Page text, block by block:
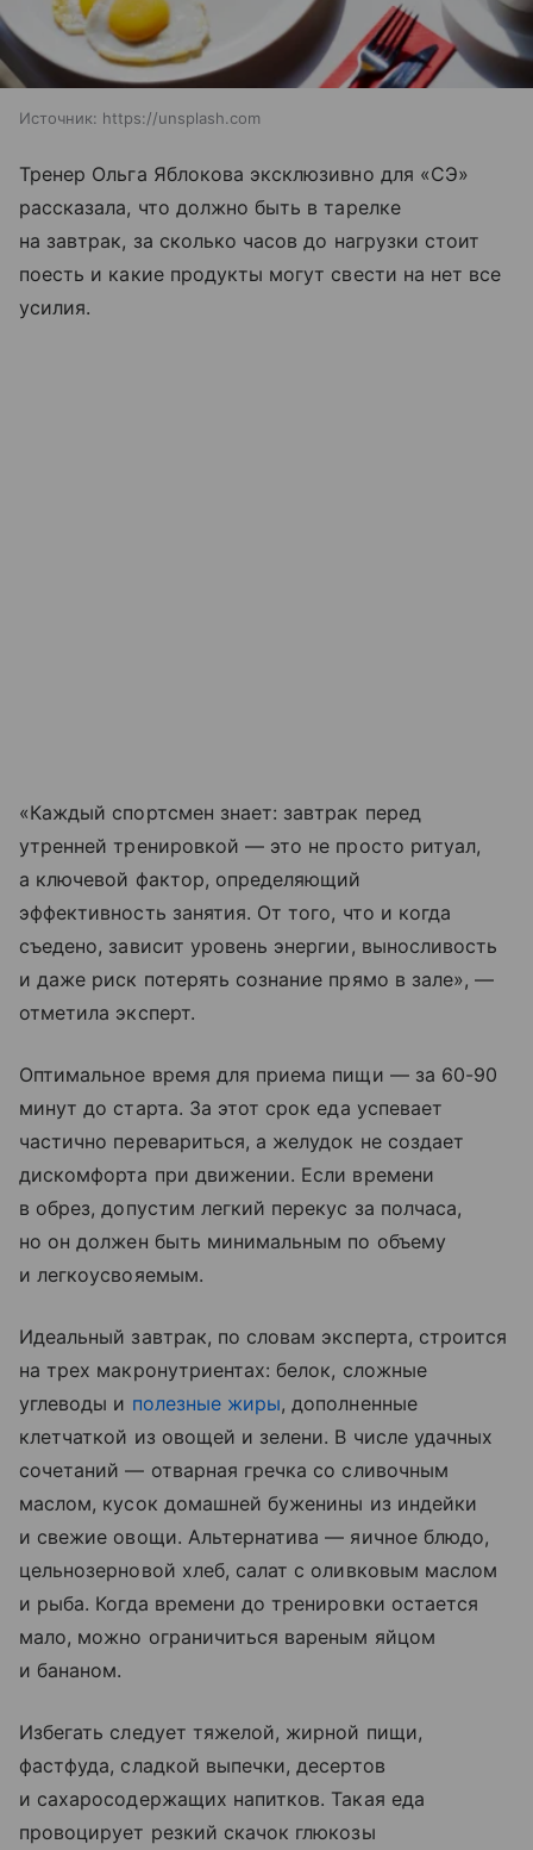
Источник: https://unsplash.com
Тренер Ольга Яблокова эксклюзивно для «СЭ»
рассказала, что должно быть в тарелке
на завтрак, за сколько часов до нагрузки стоит
поесть и какие продукты могут свести на нет все
усилия.
«Каждый спортсмен знает: завтрак перед
утренней тренировкой — это не просто ритуал,
а ключевой фактор, определяющий
эффективность занятия. От того, что и когда
съедено, зависит уровень энергии, выносливость
и даже риск потерять сознание прямо в зале», —
отметила эксперт.
Оптимальное время для приема пищи — за 60-90
минут до старта. За этот срок еда успевает
частично перевариться, а желудок не создает
дискомфорта при движении. Если времени
в обрез, допустим легкий перекус за полчаса,
но он должен быть минимальным по объему
и легкоусвояемым.
Идеальный завтрак, по словам эксперта, строится
на трех макронутриентах: белок, сложные
углеводы и полезные жиры, дополненные
клетчаткой из овощей и зелени. В числе удачных
сочетаний — отварная гречка со сливочным
маслом, кусок домашней буженины из индейки
и свежие овощи. Альтернатива — яичное блюдо,
цельнозерновой хлеб, салат с оливковым маслом
и рыба. Когда времени до тренировки остается
мало, можно ограничиться вареным яйцом
и бананом.
Избегать следует тяжелой, жирной пищи,
фастфуда, сладкой выпечки, десертов
и сахаросодержащих напитков. Такая еда
провоцирует резкий скачок глюкозы